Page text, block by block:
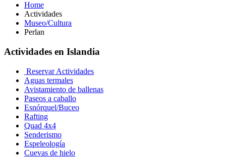
Home
Actividades
Museo/Cultura
Perlan
Actividades en Islandia
Reservar Actividades
Aguas termales
Avistamiento de ballenas
Paseos a caballo
Esnórquel/Buceo
Rafting
Quad 4x4
Senderismo
Espeleología
Cuevas de hielo